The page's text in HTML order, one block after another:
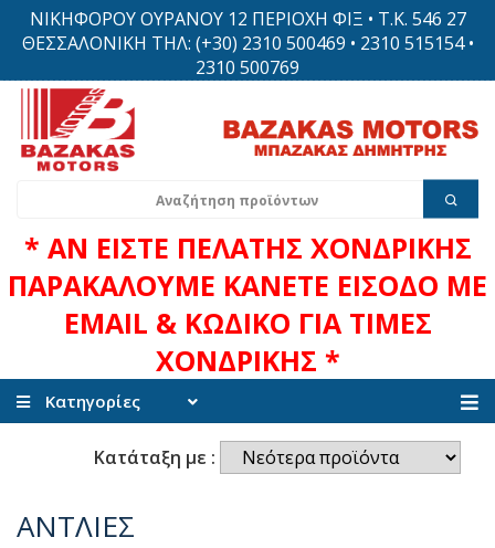
ΝΙΚΗΦΟΡΟΥ ΟΥΡΑΝΟΥ 12 ΠΕΡΙΟΧΗ ΦΙΞ • Τ.Κ. 546 27
ΘΕΣΣΑΛΟΝΙΚΗ ΤΗΛ: (+30) 2310 500469 • 2310 515154 •
2310 500769
* ΑΝ ΕΙΣΤΕ ΠΕΛΑΤΗΣ ΧΟΝΔΡΙΚΗΣ
ΠΑΡΑΚΑΛΟΥΜΕ ΚΑΝΕΤΕ ΕΙΣΟΔΟ ΜΕ
EMAIL & ΚΩΔΙΚΟ ΓΙΑ ΤΙΜΕΣ
ΧΟΝΔΡΙΚΗΣ *
Κατηγορίες
Κατάταξη με :
ΑΝΤΛΙΕΣ